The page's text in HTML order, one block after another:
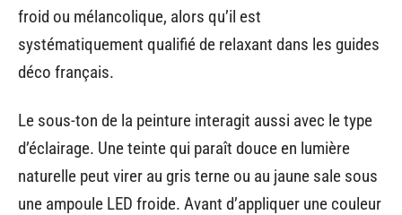
froid ou mélancolique, alors qu’il est
systématiquement qualifié de relaxant dans les guides
déco français.
Le sous-ton de la peinture interagit aussi avec le type
d’éclairage. Une teinte qui paraît douce en lumière
naturelle peut virer au gris terne ou au jaune sale sous
une ampoule LED froide. Avant d’appliquer une couleur